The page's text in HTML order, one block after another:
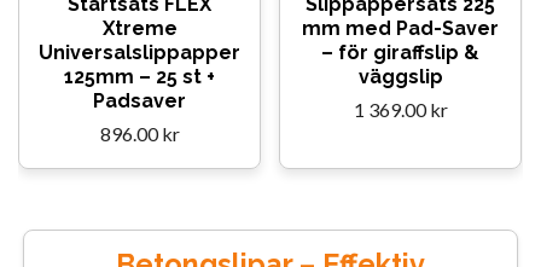
Xtreme
Universalslippapper
125mm – 25 st +
Padsaver
896.00 kr
mm med Pad-Saver
– för giraffslip &
väggslip
1 369.00 kr